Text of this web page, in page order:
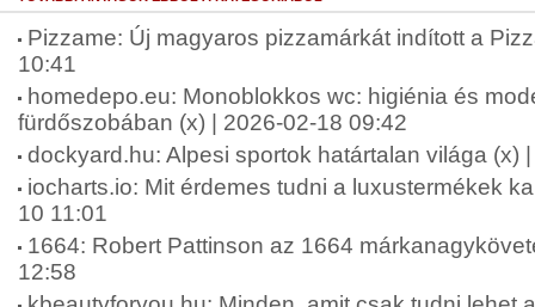
Pizzame: Új magyaros pizzamárkát indított a
10:41
homedepo.eu: Monoblokkos wc: higiénia és
fürdőszobában (x) | 2026-02-18 09:42
dockyard.hu: Alpesi sportok határtalan világa (x)
iocharts.io: Mit érdemes tudni a luxustermékek
10 11:01
1664: Robert Pattinson az 1664
12:58